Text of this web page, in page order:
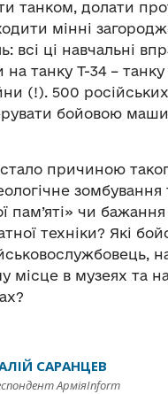
танком, долати
мінні
всі ці навчальні
на танку Т-34 – танку
(!). 500 російських
бойовою
причиною
пам’яті» чи
техніки? Які
місце в музеях та
САРАНЦЕВ
АрміяInform